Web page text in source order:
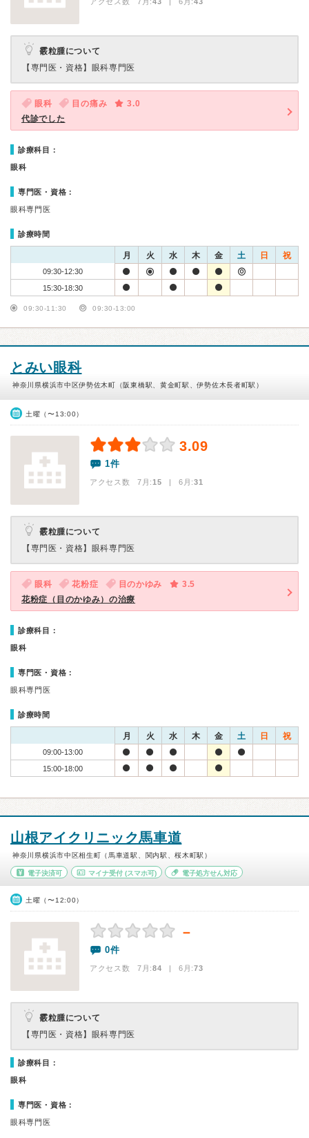
霰粒腫について
【専門医・資格】 眼科専門医
眼科 目の痛み
3.0
代診でした
診療科目：
眼科
専門医・資格：
眼科専門医
診療時間
月 火 水 木 金 土 日 祝
09:30-12:30
15:30-18:30
09:30-11:30 09:30-13:00
とみい眼科
神奈川県横浜市中区伊勢佐木町（阪東橋駅、黄金町駅、伊勢佐木長者町駅）
土曜（〜13:00）
3.09
1件
アクセス数 7月:15 | 6月:31
霰粒腫について
【専門医・資格】 眼科専門医
眼科 花粉症 目のかゆみ
3.5
花粉症（目のかゆみ）の治療
診療科目：
眼科
専門医・資格：
眼科専門医
診療時間
月 火 水 木 金 土 日 祝
09:00-13:00
15:00-18:00
山根アイクリニック馬車道
神奈川県横浜市中区相生町（馬車道駅、関内駅、桜木町駅）
電子決済可 マイナ受付(スマホ可) 電子処方せん対応
土曜（〜12:00）
－
0件
アクセス数 7月:84 | 6月:73
霰粒腫について
【専門医・資格】 眼科専門医
診療科目：
眼科
専門医・資格：
眼科専門医